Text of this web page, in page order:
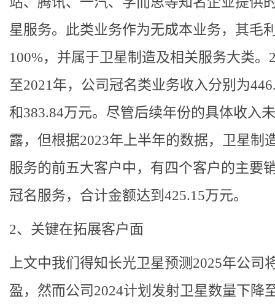
星服务。此类业务作为无成本业务，其毛
100%，并属于卫星制造及相关服务大类。
至2021年，公司冠名类业务收入分别为
和383.84万元。尽管后续年份的具体收入
露，但根据2023年上半年的数据，卫星制
服务的前五大客户中，有四个客户的主要
冠名服务，合计金额达到425.15万元。
2、关键在拓展客户面
上文中我们得知长光卫星预测2025年公司
盈，然而公司2024计划发射卫星数量下降